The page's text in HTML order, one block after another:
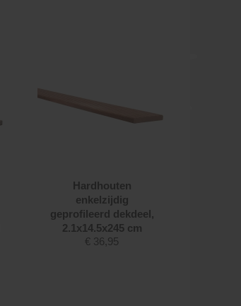
Hardhouten
enkelzijdig
geprofileerd dekdeel,
2.1x14.5x245 cm
€ 36,95